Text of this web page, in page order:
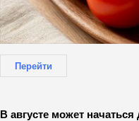
Перейти
В августе может